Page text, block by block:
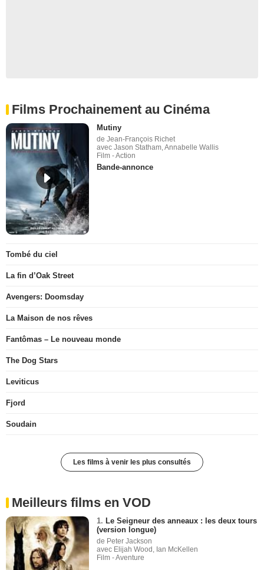
Films Prochainement au Cinéma
Mutiny
de Jean-François Richet
avec Jason Statham, Annabelle Wallis
Film - Action
Bande-annonce
Tombé du ciel
La fin d’Oak Street
Avengers: Doomsday
La Maison de nos rêves
Fantômas – Le nouveau monde
The Dog Stars
Leviticus
Fjord
Soudain
Les films à venir les plus consultés
Meilleurs films en VOD
1. Le Seigneur des anneaux : les deux tours
(version longue)
de Peter Jackson
avec Elijah Wood, Ian McKellen
Film - Aventure